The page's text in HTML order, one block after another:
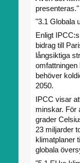
presenteras."
"3.1 Globala
Enligt
bidrag till
långsiktiga
omfattningen
behöver
2050.
IPCC visar
minskar. För
grader
23 miljarder
klimatplaner
globala